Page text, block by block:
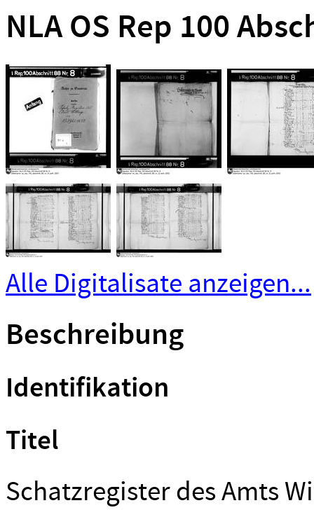
NLA OS Rep 100
Alle Digitalisate anzeigen...
Beschreibung
Identifikation
Titel
Schatzregister des Amts